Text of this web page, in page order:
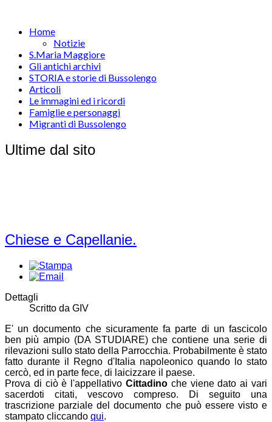
Home
Notizie
S.Maria Maggiore
Gli antichi archivi
STORIA e storie di Bussolengo
Articoli
Le immagini ed i ricordi
Famiglie e personaggi
Migranti di Bussolengo
Ultime dal sito
Chiese e Capellanie.
Dettagli
Scritto da GIV
E' un documento che sicuramente fa parte di un fascicolo
ben più ampio (DA STUDIARE) che contiene una serie di
rilevazioni sullo stato della Parrocchia. Probabilmente è stato
fatto durante il Regno d'Italia napoleonico quando lo stato
cercò, ed in parte fece, di laicizzare il paese.
Prova di ciò è l'appellativo Cittadino che viene dato ai vari
sacerdoti citati, vescovo compreso. Di seguito una
trascrizione parziale del documento che può essere visto e
stampato cliccando qui.